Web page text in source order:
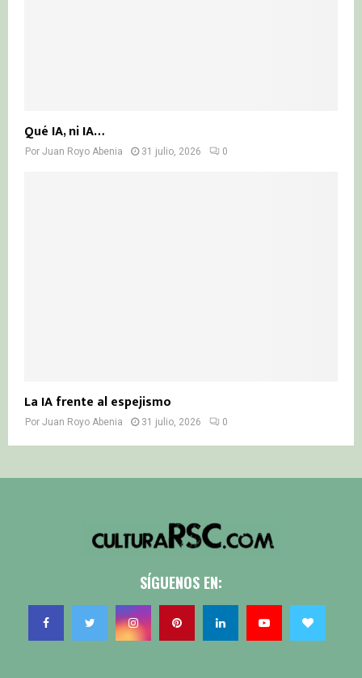
Qué IA, ni IA…
Por Juan Royo Abenia 31 julio, 2026 0
La IA frente al espejismo
Por Juan Royo Abenia 31 julio, 2026 0
SÍGUENOS EN: